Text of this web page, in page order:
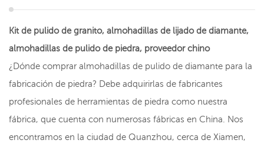
Kit de pulido de granito, almohadillas de lijado de diamante,
almohadillas de pulido de piedra, proveedor chino
¿Dónde comprar almohadillas de pulido de diamante para la
fabricación de piedra? Debe adquirirlas de fabricantes
profesionales de herramientas de piedra como nuestra
fábrica, que cuenta con numerosas fábricas en China. Nos
encontramos en la ciudad de Quanzhou, cerca de Xiamen,